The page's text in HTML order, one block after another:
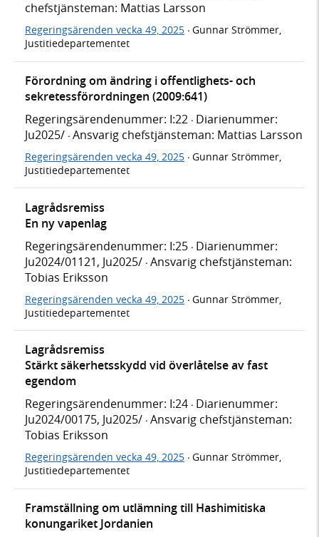
chefstjänsteman: Mattias Larsson
Regeringsärenden vecka 49, 2025 · Gunnar Strömmer,
Justitiedepartementet
Förordning om ändring i offentlighets- och
sekretessförordningen (2009:641)
Regeringsärendenummer: I:22 · Diarienummer:
Ju2025/ · Ansvarig chefstjänsteman: Mattias Larsson
Regeringsärenden vecka 49, 2025 · Gunnar Strömmer,
Justitiedepartementet
Lagrådsremiss
En ny vapenlag
Regeringsärendenummer: I:25 · Diarienummer:
Ju2024/01121, Ju2025/ · Ansvarig chefstjänsteman:
Tobias Eriksson
Regeringsärenden vecka 49, 2025 · Gunnar Strömmer,
Justitiedepartementet
Lagrådsremiss
Stärkt säkerhetsskydd vid överlåtelse av fast
egendom
Regeringsärendenummer: I:24 · Diarienummer:
Ju2024/00175, Ju2025/ · Ansvarig chefstjänsteman:
Tobias Eriksson
Regeringsärenden vecka 49, 2025 · Gunnar Strömmer,
Justitiedepartementet
Framställning om utlämning till Hashimitiska
konungariket Jordanien